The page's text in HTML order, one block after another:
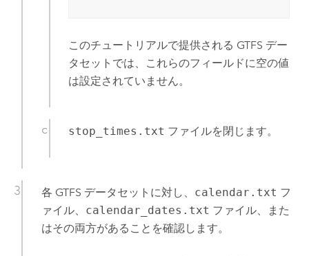
このチュートリアルで提供される GTFS デー
タセットでは、これらのフィールドに空の値
は設定されていません。
stop_times.txt ファイルを閉じます。
各 GTFS データセットに対し、 calendar.txt フ
ァイル、 calendar_dates.txt ファイル、また
はその両方があることを確認します。